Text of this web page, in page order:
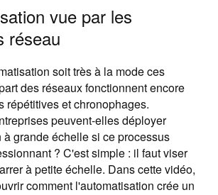
vue par les
réseau
soit très à la mode ces
des réseaux fonctionnent encore
répétitives et chronophages.
peuvent-elles déployer
à grande échelle si ce processus
? C'est simple : il faut viser
à petite échelle. Dans cette vidéo,
comment l'automatisation crée un